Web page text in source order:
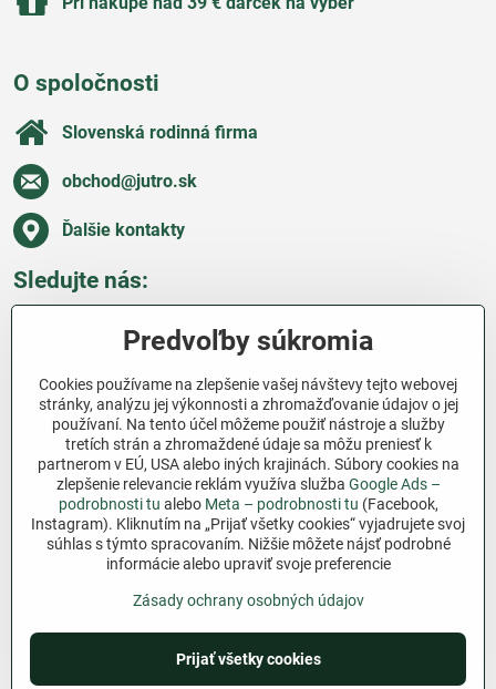
O spoločnosti
Slovenská rodinná firma
obchod​@jutro​.sk
Ďalšie kontakty
Sledujte nás:
Všetko o nákupe
Ďakujeme za podporu
Sme slovenský e-shop bez dotácií​. Fungujeme len
vďaka vám – ľuďom, ktorí veria v poctivú prácu a
lásku k pôde​. Každý nákup na Jutro​.sk nám pomáha
pokračovať v tom, čo má zmysel – pomáhať
záhradkárom zadarmo a srdcom​.
©2026Copyright
Predvoľby súkromiaZásady ochrany osobných údajov
Podmienky používania
Predvoľby súkromia
Cookies používame na zlepšenie vašej návštevy tejto webovej
stránky, analýzu jej výkonnosti a zhromažďovanie údajov o jej
používaní. Na tento účel môžeme použiť nástroje a služby
tretích strán a zhromaždené údaje sa môžu preniesť k
partnerom v EÚ, USA alebo iných krajinách. Súbory cookies na
zlepšenie relevancie reklám využíva služba Google Ads –
podrobnosti tu alebo Meta – podrobnosti tu (Facebook,
Instagram). Kliknutím na „Prijať všetky cookies“ vyjadrujete svoj
súhlas s týmto spracovaním. Nižšie môžete nájsť podrobné
informácie alebo upraviť svoje preferencie
Zásady ochrany osobných údajov
Prijať všetky cookies